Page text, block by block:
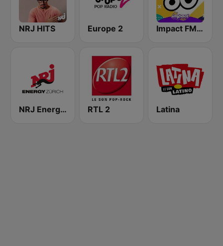
NRJ HITS Europe 2 Impact FM - Années 80
NRJ Energy Zürich RTL 2 Latina